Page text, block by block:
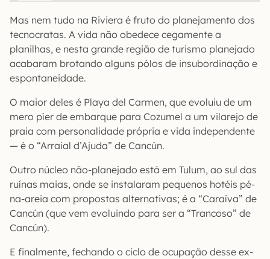
Mas nem tudo na Riviera é fruto do planejamento dos
tecnocratas. A vida não obedece cegamente a
planilhas, e nesta grande região de turismo planejado
acabaram brotando alguns pólos de insubordinação e
espontaneidade.
O maior deles é Playa del Carmen, que evoluiu de um
mero píer de embarque para Cozumel a um vilarejo de
praia com personalidade própria e vida independente
— é o “Arraial d’Ajuda” de Cancún.
Outro núcleo não-planejado está em Tulum, ao sul das
ruínas maias, onde se instalaram pequenos hotéis pé-
na-areia com propostas alternativas; é a “Caraíva” de
Cancún (que vem evoluindo para ser a “Trancoso” de
Cancún).
E finalmente, fechando o ciclo de ocupação desse ex-